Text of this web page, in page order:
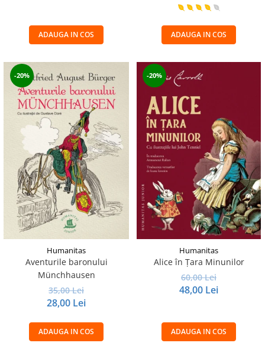
ADAUGA IN COS ADAUGA IN COS
-20%
Humanitas
Aventurile baronului
Münchhausen
35,00 Lei
28,00 Lei
ADAUGA IN COS
-20%
Humanitas
Alice în Ţara Minunilor
60,00 Lei
48,00 Lei
ADAUGA IN COS